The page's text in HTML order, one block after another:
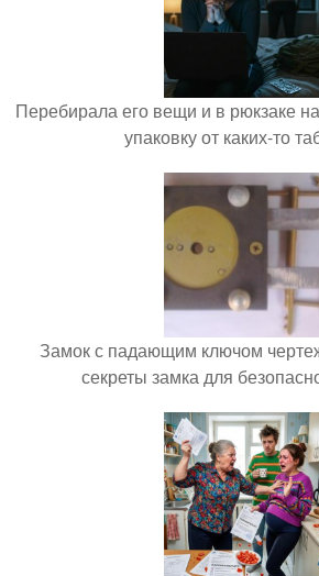
Перебирала его вещи и в рюкзаке
упаковку от каких-то
Замок с падающим ключом
секреты замка для